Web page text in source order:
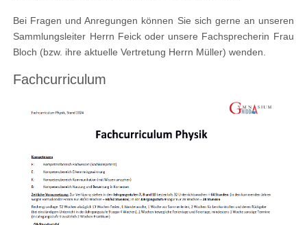
Bei Fragen und Anregungen können Sie sich gerne an unseren
Sammlungsleiter Herrn Feick oder unsere Fachsprecherin Frau
Bloch (bzw. ihre aktuelle Vertretung Herrn Müller) wenden.
Fachcurriculum